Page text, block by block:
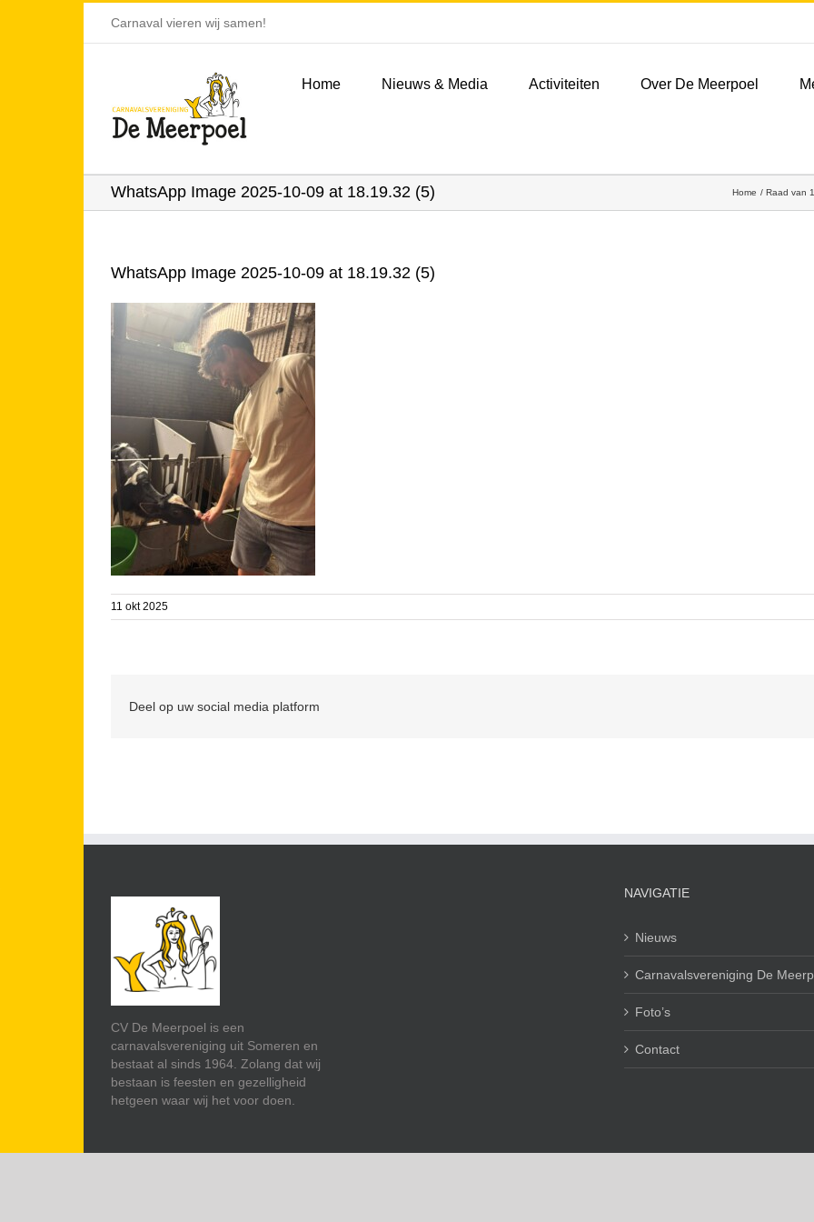
Carnaval vieren wij samen!
Home Nieuws & Media Activiteiten Over De Meerpoel
WhatsApp Image 2025-10-09 at 18.19.32 (5) Home Raad van
WhatsApp Image 2025-10-09 at 18.19.32 (5)
11 okt 2025
Deel op uw social media platform
CV De Meerpoel is een
carnavalsvereniging uit Someren en
bestaat al sinds 1964. Zolang dat wij
bestaan is feesten en gezelligheid
hetgeen waar wij het voor doen.
NAVIGATIE
Nieuws
Carnavalsvereniging De
Foto’s
Contact